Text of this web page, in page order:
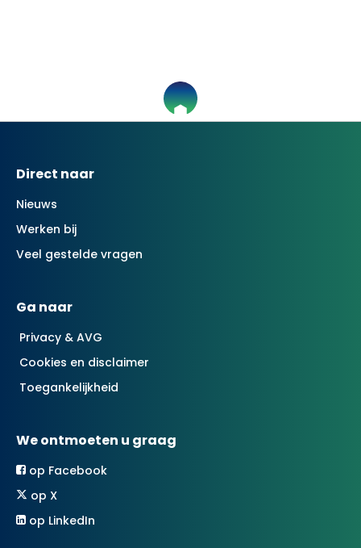
Contactinformatie
Direct naar
Nieuws
Werken bij
Veel gestelde vragen
Ga naar
Privacy & AVG
Cookies en disclaimer
Toegankelijkheid
We ontmoeten u graag
op Facebook
op X
op LinkedIn